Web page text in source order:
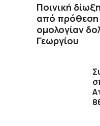
Ποινική
από πρόθεση
ομολογίαν
Γεωργίου